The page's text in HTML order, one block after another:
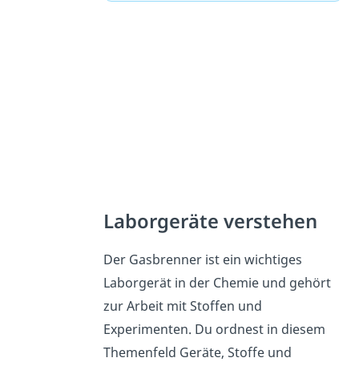
Laborgeräte verstehen
Der Gasbrenner ist ein wichtiges
Laborgerät in der Chemie und gehört
zur Arbeit mit Stoffen und
Experimenten. Du ordnest in diesem
Themenfeld Geräte, Stoffe und